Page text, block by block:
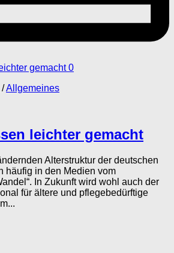
0
/Allgemeines
leichter gemacht
Alterstruktur der deutschen
häufig in den Medien vom
In Zukunft wird wohl auch der
für ältere und pflegebedürftige